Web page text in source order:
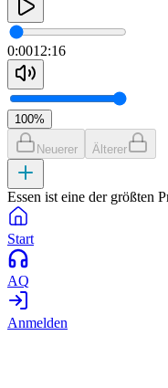
0:0012:16
100%
Neuerer Älterer
Essen ist eine der größten
Start
AQ
Anmelden